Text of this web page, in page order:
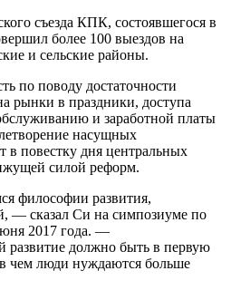
съезда КПК, состоявшегося в
более 100 выездов на
и сельские районы.
по поводу достаточности
рынки в праздники, доступа
и заработной платы
насущных
в повестку дня центральных
силой реформ.
философии развития,
— сказал Си на симпозиуме по
2017 года. —
развитие должно быть в первую
чем люди нуждаются больше